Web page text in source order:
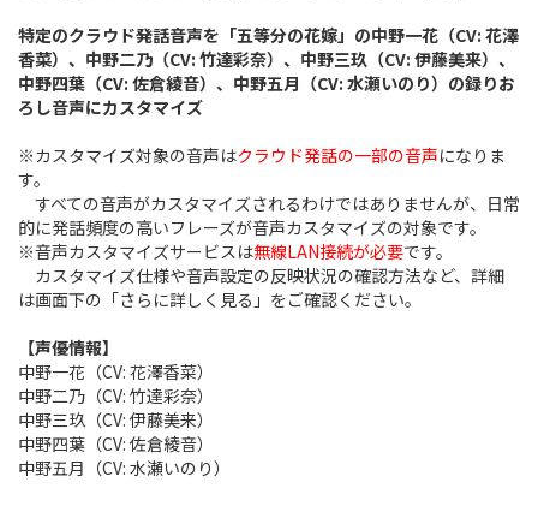
特定のクラウド発話音声を「五等分の花嫁」の中野一花（CV: 花澤
香菜）、中野二乃（CV: 竹達彩奈）、中野三玖（CV: 伊藤美来）、
中野四葉（CV: 佐倉綾音）、中野五月（CV: 水瀬いのり）の録りお
ろし音声にカスタマイズ
※カスタマイズ対象の音声はクラウド発話の一部の音声になりま
す。
すべての音声がカスタマイズされるわけではありませんが、日常
的に発話頻度の高いフレーズが音声カスタマイズの対象です。
※音声カスタマイズサービスは無線LAN接続が必要です。
カスタマイズ仕様や音声設定の反映状況の確認方法など、詳細
は画面下の「さらに詳しく見る」をご確認ください。
【声優情報】
中野一花（CV: 花澤香菜）
中野二乃（CV: 竹達彩奈）
中野三玖（CV: 伊藤美来）
中野四葉（CV: 佐倉綾音）
中野五月（CV: 水瀬いのり）